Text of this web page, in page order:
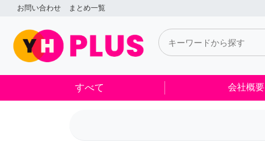
일본 코넷카페 > 制作実績
お問い合わせ まとめ一覧
すべて 会社概要